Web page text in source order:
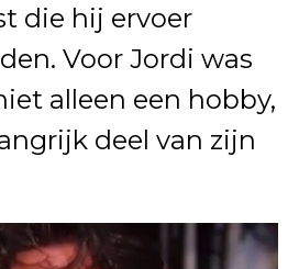
die hij ervoer
Voor Jordi was
alleen een hobby,
deel van zijn